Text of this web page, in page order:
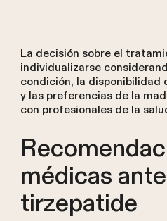
La decisión sobre el
individualizarse
condición, la disponibilidad
y las preferencias de la
con profesionales de la
médicas
tirzepatide